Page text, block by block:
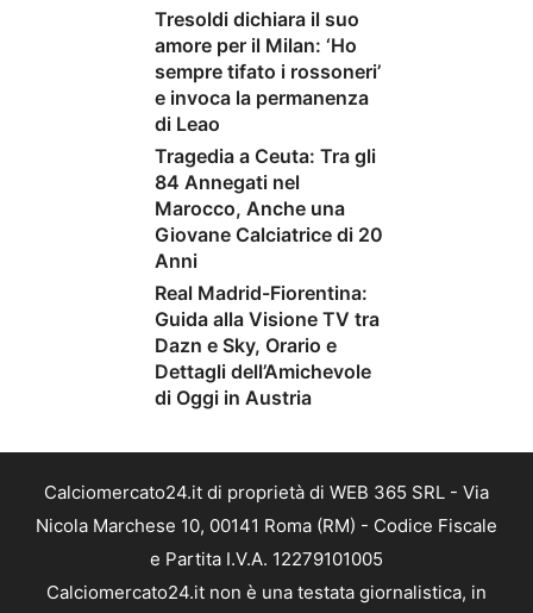
Tresoldi dichiara il suo
amore per il Milan: ‘Ho
sempre tifato i rossoneri’
e invoca la permanenza
di Leao
Tragedia a Ceuta: Tra gli
84 Annegati nel
Marocco, Anche una
Giovane Calciatrice di 20
Anni
Real Madrid-Fiorentina:
Guida alla Visione TV tra
Dazn e Sky, Orario e
Dettagli dell’Amichevole
di Oggi in Austria
Calciomercato24.it di proprietà di WEB 365 SRL - Via
Nicola Marchese 10, 00141 Roma (RM) - Codice Fiscale
e Partita I.V.A. 12279101005
Calciomercato24.it non è una testata giornalistica, in